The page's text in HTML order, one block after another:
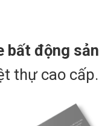
bất động sản
thự cao cấp.